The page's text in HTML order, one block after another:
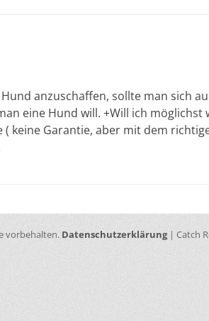
anzuschaffen, sollte man sich
eine Hund will. +Will ich möglichst
keine Garantie, aber mit dem
vorbehalten. Datenschutzerklärung| Catch